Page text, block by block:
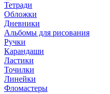
Тетради
Обложки
Дневники
Альбомы для рисования
Ручки
Карандаши
Ластики
Точилки
Линейки
Фломастеры